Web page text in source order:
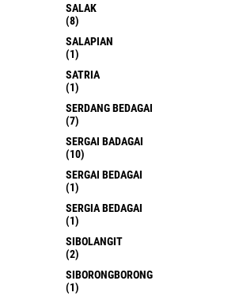
SALAK
(8)
SALAPIAN
(1)
SATRIA
(1)
SERDANG BEDAGAI
(7)
SERGAI BADAGAI
(10)
SERGAI BEDAGAI
(1)
SERGIA BEDAGAI
(1)
SIBOLANGIT
(2)
SIBORONGBORONG
(1)